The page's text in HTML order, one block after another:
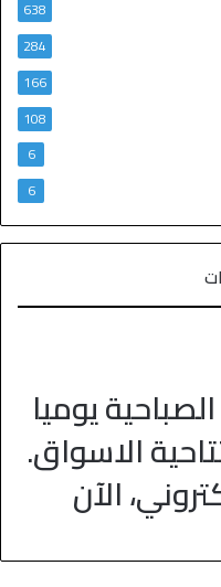
638
284
166
108
6
6
يوميا
الاسواق.
الآن